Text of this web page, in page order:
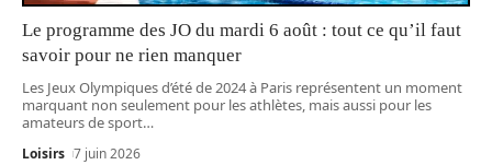
Le programme des JO du mardi 6 août : tout ce qu’il faut
savoir pour ne rien manquer
Les Jeux Olympiques d’été de 2024 à Paris représentent un moment
marquant non seulement pour les athlètes, mais aussi pour les
amateurs de sport…
Loisirs 7 juin 2026